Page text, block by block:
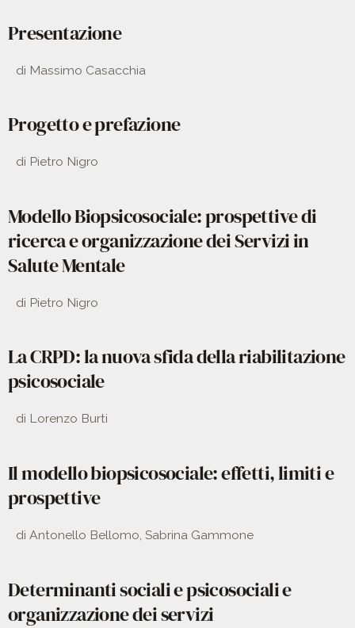
Presentazione
di Massimo Casacchia
Progetto e prefazione
di Pietro Nigro
Modello Biopsicosociale: prospettive di
ricerca e organizzazione dei Servizi in
Salute Mentale
di Pietro Nigro
La CRPD: la nuova sfida della riabilitazione
psicosociale
di Lorenzo Burti
Il modello biopsicosociale: effetti, limiti e
prospettive
di Antonello Bellomo, Sabrina Gammone
Determinanti sociali e psicosociali e
organizzazione dei servizi